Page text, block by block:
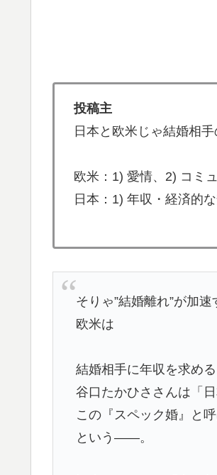
【激震】韓国人「韓国
▶ 韓国人「PSG、日本の鈴
ﾌﾞﾙ）」「レギュラーと
だそうです」
▶ ライバルのリコに身体で
海外「誰か助けて！日本
んだ！？」【海外の反応
▶ 韓国人「日本でヤバい作
▶ 日本人「世界のみんなは
▶ 【海外の反応】冨安健洋
▶ 外国人「使い捨てだ」
の反応】
投稿主
日本と欧米じゃ結婚相
欧米：1) 愛情、2) コミ
日本：1) 年収・経済的
そりゃ”結婚離れ”が加
欧米は
結婚相手に年収を求め
谷口たかひささんは「
この『スペック婚』と
という――。